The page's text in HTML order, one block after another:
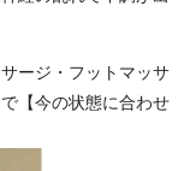
ージ・フットマッサ
【今の状態に合わせ